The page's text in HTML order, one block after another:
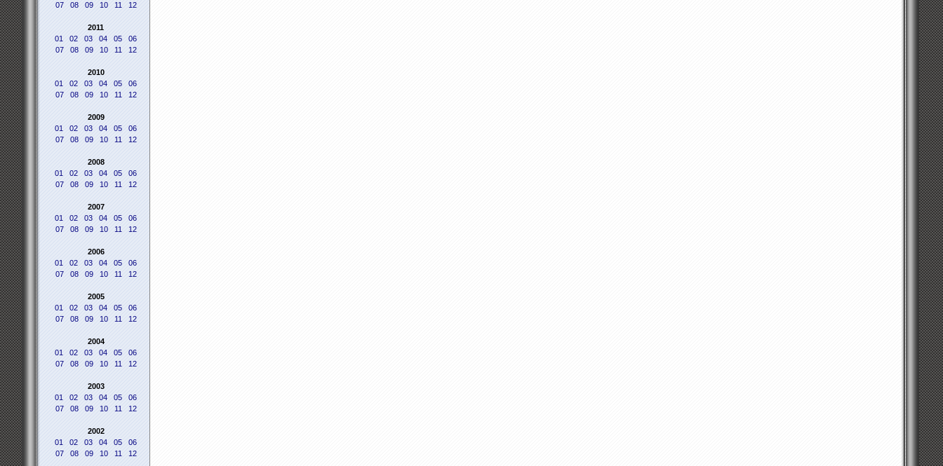
07
08 09 10 11 12
2011
01
02 03 04 05
06
07
08 09 10 11 12
2010
01
02 03 04 05
06
07
08 09 10 11 12
2009
01
02 03 04 05
06
07
08 09 10 11 12
2008
01
02 03 04 05
06
07
08 09 10 11 12
2007
01
02 03 04 05
06
07
08 09 10 11 12
2006
01
02 03 04 05
06
07
08 09 10 11 12
2005
01
02 03 04 05
06
07
08 09 10 11 12
2004
01
02 03 04 05
06
07
08 09 10 11 12
2003
01
02 03 04 05
06
07
08 09 10 11 12
2002
01
02 03 04 05
06
07
08 09 10 11 12